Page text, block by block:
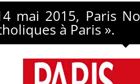
mai 2015, Paris
à Paris ».